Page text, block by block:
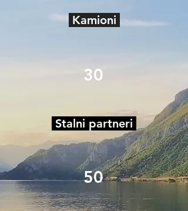
Kamioni
30
Stalni partneri
50